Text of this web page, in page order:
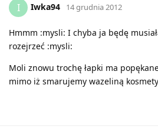
I Iwka94 14 grudnia 2012
Hmmm :mysli: I chyba ja będę
rozejrzeć :mysli:
Moli znowu trochę łapki ma
mimo iż smarujemy wazeliną